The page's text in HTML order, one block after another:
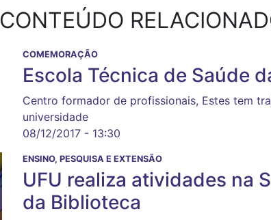
CONTEÚDO
COMEMORAÇÃO
Escola Técnica de Saúde
Centro formador de profissionais, Estes tem
universidade
08/12/2017 - 13:30
ENSINO, PESQUISA E EXTENSÃO
UFU realiza atividades na
da Biblioteca